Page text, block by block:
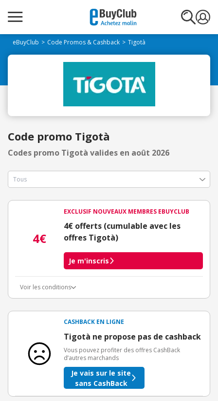
eBuyClub Code Promos & Cashback Tigotà
Code promo Tigotà
Codes promo Tigotà valides en août 2026
4€
EXCLUSIF NOUVEAUX MEMBRES EBUYCLUB
4€ offerts (cumulable avec les
offres Tigotà)
Je m'inscris
Voir les conditions
3€ de bienvenue crédités immédiatement + 1€ supplémentaire
Offre réservée à une toute première inscription chez eBuyClub.
CASHBACK EN LIGNE
Tigotà ne propose pas de cashback
Vous pouvez profiter des offres CashBack
d’autres marchands
Je vais sur le site
sans CashBack